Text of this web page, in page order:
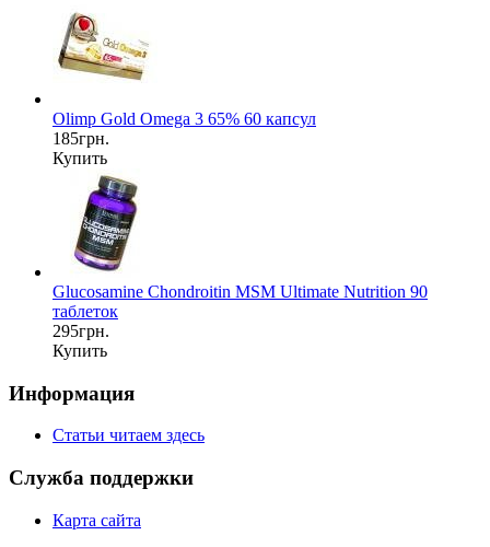
Olimp Gold Omega 3 65% 60 капсул
185грн.
Купить
Glucosamine Chondroitin MSM Ultimate Nutrition 90
таблеток
295грн.
Купить
Информация
Статьи читаем здесь
Служба поддержки
Карта сайта